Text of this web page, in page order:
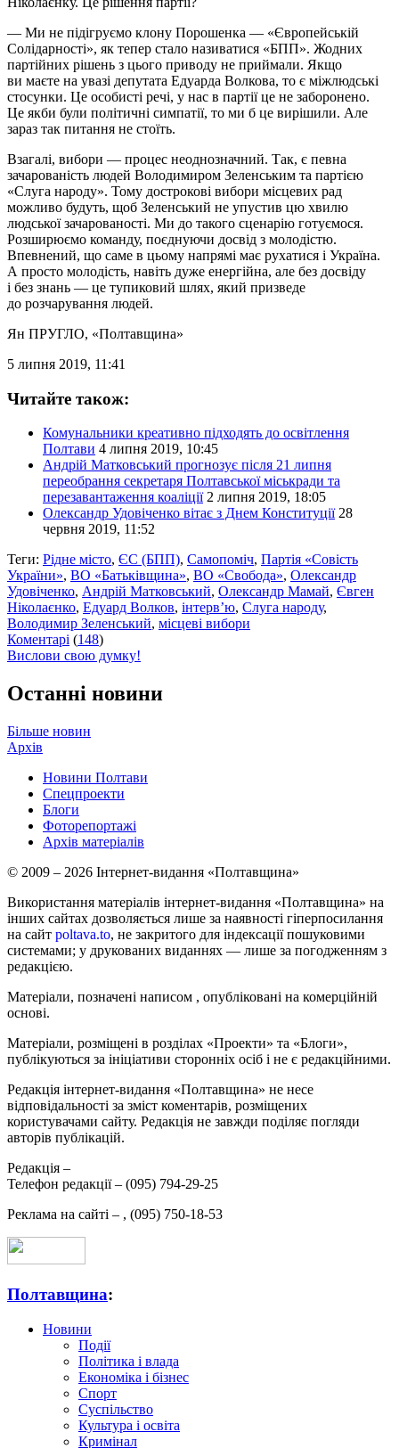
— Ми не підігруємо клону Порошенка — «Європейській
Солідарності», як тепер стало називатися «БПП». Жодних
партійних рішень з цього приводу не приймали. Якщо
ви маєте на увазі депутата Едуарда Волкова, то є міжлюдські
стосунки. Це особисті речі, у нас в партії це не заборонено.
Це якби були політичні симпатії, то ми б це вирішили. Але
зараз так питання не стоїть.
Взагалі, вибори — процес неоднозначний. Так, є певна
зачарованість людей Володимиром Зеленським та партією
«Слуга народу». Тому дострокові вибори місцевих рад
можливо будуть, щоб Зеленський не упустив цю хвилю
людської зачарованості. Ми до такого сценарію готуємося.
Розширюємо команду, поєднуючи досвід з молодістю.
Впевнений, що саме в цьому напрямі має рухатися і Україна.
А просто молодість, навіть дуже енергійна, але без досвіду
і без знань — це тупиковий шлях, який призведе
до розчарування людей.
Ян ПРУГЛО, «Полтавщина»
5 липня 2019, 11:41
Читайте також:
Комунальники креативно підходять до освітлення
Полтави 4 липня 2019, 10:45
Андрій Матковський прогнозує після 21 липня
переобрання секретаря Полтавської міськради та
перезавантаження коаліції 2 липня 2019, 18:05
Олександр Удовіченко вітає з Днем Конституції 28
червня 2019, 11:52
Теги: Рідне місто, ЄС (БПП), Самопоміч, Партія «Совість
України», ВО «Батьківщина», ВО «Свобода», Олександр
Удовіченко, Андрій Матковський, Олександр Мамай, Євген
Ніколаєнко, Едуард Волков, інтерв’ю, Слуга народу,
Володимир Зеленський, місцеві вибори
Коментарі (148)
Вислови свою думку!
Останні новини
Більше новин
Архів
Новини Полтави
Спецпроекти
Блоги
Фоторепортажі
Архів матеріалів
© 2009 – 2026 Інтернет-видання «Полтавщина»
Використання матеріалів інтернет-видання «Полтавщина» на
інших сайтах дозволяється лише за наявності гіперпосилання
на сайт poltava.to, не закритого для індексації пошуковими
системами; у друкованих виданнях — лише за погодженням з
редакцією.
Матеріали, позначені написом , опубліковані на комерційній
основі.
Матеріали, розміщені в розділах «Проекти» та «Блоги»,
публікуються за ініціативи сторонніх осіб і не є редакційними.
Редакція інтернет-видання «Полтавщина» не несе
відповідальності за зміст коментарів, розміщених
користувачами сайту. Редакція не завжди поділяє погляди
авторів публікацій.
Редакція –
Телефон редакції – (095) 794-29-25
Реклама на сайті – , (095) 750-18-53
Полтавщина:
Новини
Події
Політика і влада
Економіка і бізнес
Спорт
Суспільство
Культура і освіта
Кримінал